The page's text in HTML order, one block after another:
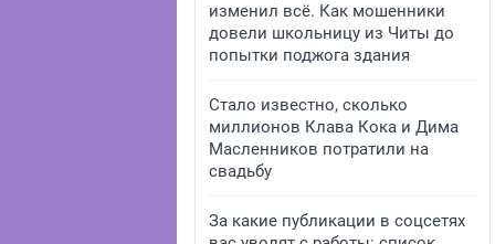
изменил всё. Как мошенники
довели школьницу из Читы до
попытки поджога здания
Стало известно, сколько
миллионов Клава Кока и Дима
Масленников потратили на
свадьбу
За какие публикации в соцсетях